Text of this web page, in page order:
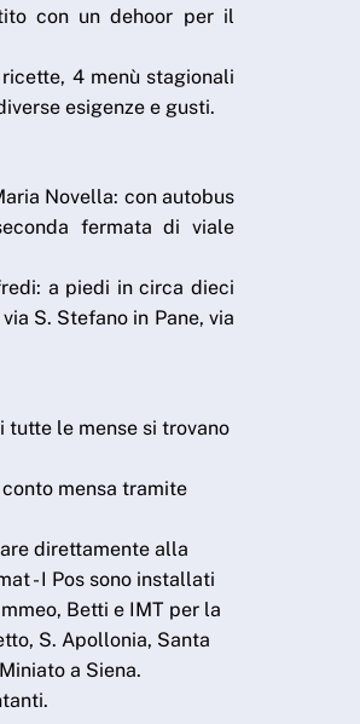
con un dehoor per il
4 menù stagionali
esigenze e gusti.
Novella: con autobus
fermata di viale
a piedi in circa dieci
S. Stefano in Pane, via
le mense si trovano
mensa tramite
direttamente alla
- I Pos sono installati
Betti e IMT per la
S. Apollonia, Santa
a Siena.